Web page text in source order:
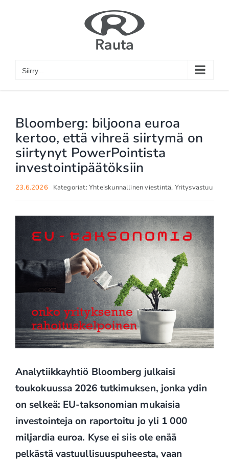
Siirry...
Bloomberg: biljoona euroa
kertoo, että vihreä siirtymä on
siirtynyt PowerPointista
investointipäätöksiin
23.6.2026 Kategoriat:Yhteiskunnallinen viestintä, Yritysvastuu
Analytiikkayhtiö Bloomberg julkaisi
toukokuussa 2026 tutkimuksen, jonka ydin
on selkeä: EU-taksonomian mukaisia
investointeja on raportoitu jo yli 1 000
miljardia euroa. Kyse ei siis ole enää
pelkästä vastuullisuuspuheesta, vaan